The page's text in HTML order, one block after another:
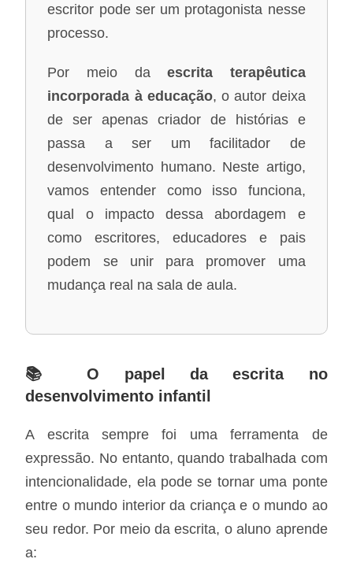
escritor pode ser um protagonista nesse
processo.
Por meio daescrita terapêutica
incorporada à educação, o autor deixa
de ser apenas criador de histórias e
passa a ser um facilitador de
desenvolvimento humano. Neste artigo,
vamos entender como isso funciona,
qual o impacto dessa abordagem e
como escritores, educadores e pais
podem se unir para promover uma
mudança real na sala de aula.
📚 O papel da escrita no
desenvolvimento infantil
A escrita sempre foi uma ferramenta de
expressão. No entanto, quando trabalhada com
intencionalidade, ela pode se tornar uma ponte
entre o mundo interior da criança e o mundo ao
seu redor. Por meio da escrita, o aluno aprende
a: